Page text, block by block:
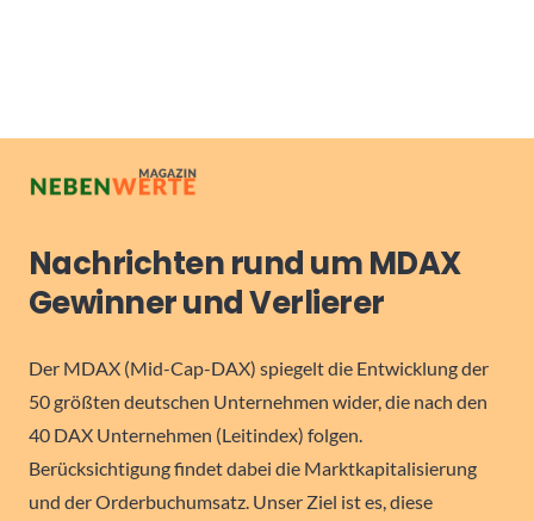
Nachrichten rund um MDAX
Gewinner und Verlierer
Der MDAX (Mid-Cap-DAX) spiegelt die Entwicklung der
50 größten deutschen Unternehmen wider, die nach den
40 DAX Unternehmen (Leitindex) folgen.
Berücksichtigung findet dabei die Marktkapitalisierung
und der Orderbuchumsatz. Unser Ziel ist es, diese